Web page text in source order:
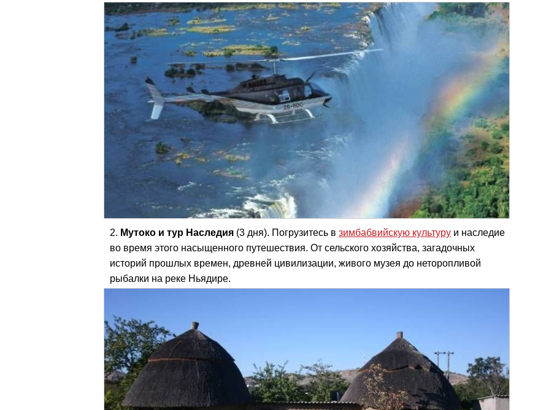
Мутоко и тур Наследия (3 дня). Погрузитесь в зимбабвийскую культуру и наследие
во время этого насыщенного путешествия. От сельского хозяйства, загадочных
историй прошлых времен, древней цивилизации, живого музея до неторопливой
рыбалки на реке Ньядире.